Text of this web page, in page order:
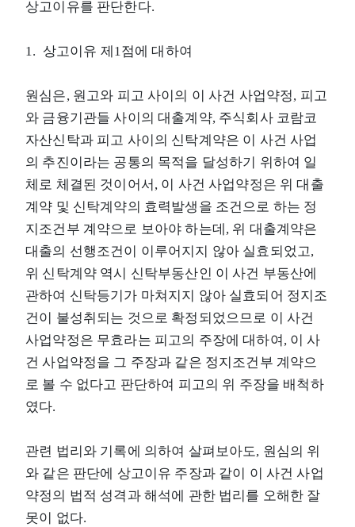
상고이유를 판단한다.
1. 상고이유 제1점에 대하여
원심은, 원고와 피고 사이의 이 사건 사업약정, 피고
와 금융기관들 사이의 대출계약, 주식회사 코람코
자산신탁과 피고 사이의 신탁계약은 이 사건 사업
의 추진이라는 공통의 목적을 달성하기 위하여 일
체로 체결된 것이어서, 이 사건 사업약정은 위 대출
계약 및 신탁계약의 효력발생을 조건으로 하는 정
지조건부 계약으로 보아야 하는데, 위 대출계약은
대출의 선행조건이 이루어지지 않아 실효되었고,
위 신탁계약 역시 신탁부동산인 이 사건 부동산에
관하여 신탁등기가 마쳐지지 않아 실효되어 정지조
건이 불성취되는 것으로 확정되었으므로 이 사건
사업약정은 무효라는 피고의 주장에 대하여, 이 사
건 사업약정을 그 주장과 같은 정지조건부 계약으
로 볼 수 없다고 판단하여 피고의 위 주장을 배척하
였다.
관련 법리와 기록에 의하여 살펴보아도, 원심의 위
와 같은 판단에 상고이유 주장과 같이 이 사건 사업
약정의 법적 성격과 해석에 관한 법리를 오해한 잘
못이 없다.